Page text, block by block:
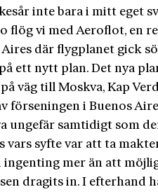
inte bara i mitt eget
flög vi med Aeroflot, en
Aires där flygplanet gick
ett nytt plan. Det nya
väg till Moskva, Kap
förseningen i Buenos
ungefär samtidigt som
vars syfte var att ta
ingenting mer än att
dragits in. I efterhand